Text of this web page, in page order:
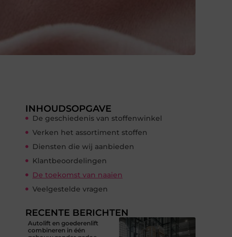
INHOUDSOPGAVE
De geschiedenis van stoffenwinkel
Verken het assortiment stoffen
Diensten die wij aanbieden
Klantbeoordelingen
De toekomst van naaien
Veelgestelde vragen
RECENTE BERICHTEN
Autolift en goederenlift
combineren in één